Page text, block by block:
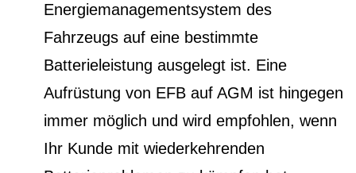
Energiemanagementsystem des
Fahrzeugs auf eine bestimmte
Batterieleistung ausgelegt ist. Eine
Aufrüstung von EFB auf AGM ist hingegen
immer möglich und wird empfohlen, wenn
Ihr Kunde mit wiederkehrenden